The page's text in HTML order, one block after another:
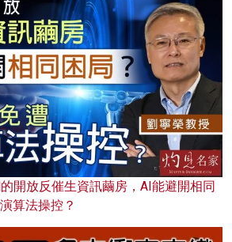
開放反催生資訊繭房，AI能避開相同
算法操控？